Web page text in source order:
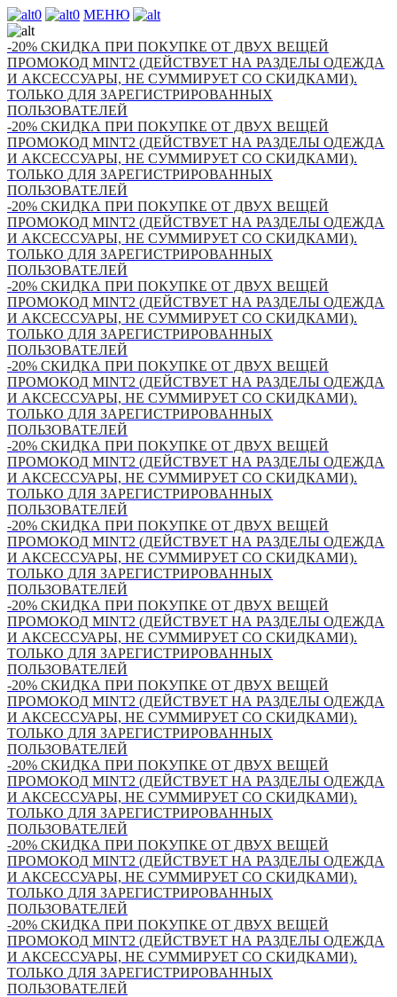
0 0 МЕНЮ
-20% СКИДКА ПРИ ПОКУПКЕ ОТ ДВУХ ВЕЩЕЙ
ПРОМОКОД MINT2 (ДЕЙСТВУЕТ НА РАЗДЕЛЫ ОДЕЖДА
И АКСЕССУАРЫ, НЕ СУММИРУЕТ СО СКИДКАМИ).
ТОЛЬКО ДЛЯ ЗАРЕГИСТРИРОВАННЫХ
ПОЛЬЗОВАТЕЛЕЙ
-20% СКИДКА ПРИ ПОКУПКЕ ОТ ДВУХ ВЕЩЕЙ
ПРОМОКОД MINT2 (ДЕЙСТВУЕТ НА РАЗДЕЛЫ ОДЕЖДА
И АКСЕССУАРЫ, НЕ СУММИРУЕТ СО СКИДКАМИ).
ТОЛЬКО ДЛЯ ЗАРЕГИСТРИРОВАННЫХ
ПОЛЬЗОВАТЕЛЕЙ
-20% СКИДКА ПРИ ПОКУПКЕ ОТ ДВУХ ВЕЩЕЙ
ПРОМОКОД MINT2 (ДЕЙСТВУЕТ НА РАЗДЕЛЫ ОДЕЖДА
И АКСЕССУАРЫ, НЕ СУММИРУЕТ СО СКИДКАМИ).
ТОЛЬКО ДЛЯ ЗАРЕГИСТРИРОВАННЫХ
ПОЛЬЗОВАТЕЛЕЙ
-20% СКИДКА ПРИ ПОКУПКЕ ОТ ДВУХ ВЕЩЕЙ
ПРОМОКОД MINT2 (ДЕЙСТВУЕТ НА РАЗДЕЛЫ ОДЕЖДА
И АКСЕССУАРЫ, НЕ СУММИРУЕТ СО СКИДКАМИ).
ТОЛЬКО ДЛЯ ЗАРЕГИСТРИРОВАННЫХ
ПОЛЬЗОВАТЕЛЕЙ
-20% СКИДКА ПРИ ПОКУПКЕ ОТ ДВУХ ВЕЩЕЙ
ПРОМОКОД MINT2 (ДЕЙСТВУЕТ НА РАЗДЕЛЫ ОДЕЖДА
И АКСЕССУАРЫ, НЕ СУММИРУЕТ СО СКИДКАМИ).
ТОЛЬКО ДЛЯ ЗАРЕГИСТРИРОВАННЫХ
ПОЛЬЗОВАТЕЛЕЙ
-20% СКИДКА ПРИ ПОКУПКЕ ОТ ДВУХ ВЕЩЕЙ
ПРОМОКОД MINT2 (ДЕЙСТВУЕТ НА РАЗДЕЛЫ ОДЕЖДА
И АКСЕССУАРЫ, НЕ СУММИРУЕТ СО СКИДКАМИ).
ТОЛЬКО ДЛЯ ЗАРЕГИСТРИРОВАННЫХ
ПОЛЬЗОВАТЕЛЕЙ
-20% СКИДКА ПРИ ПОКУПКЕ ОТ ДВУХ ВЕЩЕЙ
ПРОМОКОД MINT2 (ДЕЙСТВУЕТ НА РАЗДЕЛЫ ОДЕЖДА
И АКСЕССУАРЫ, НЕ СУММИРУЕТ СО СКИДКАМИ).
ТОЛЬКО ДЛЯ ЗАРЕГИСТРИРОВАННЫХ
ПОЛЬЗОВАТЕЛЕЙ
-20% СКИДКА ПРИ ПОКУПКЕ ОТ ДВУХ ВЕЩЕЙ
ПРОМОКОД MINT2 (ДЕЙСТВУЕТ НА РАЗДЕЛЫ ОДЕЖДА
И АКСЕССУАРЫ, НЕ СУММИРУЕТ СО СКИДКАМИ).
ТОЛЬКО ДЛЯ ЗАРЕГИСТРИРОВАННЫХ
ПОЛЬЗОВАТЕЛЕЙ
-20% СКИДКА ПРИ ПОКУПКЕ ОТ ДВУХ ВЕЩЕЙ
ПРОМОКОД MINT2 (ДЕЙСТВУЕТ НА РАЗДЕЛЫ ОДЕЖДА
И АКСЕССУАРЫ, НЕ СУММИРУЕТ СО СКИДКАМИ).
ТОЛЬКО ДЛЯ ЗАРЕГИСТРИРОВАННЫХ
ПОЛЬЗОВАТЕЛЕЙ
-20% СКИДКА ПРИ ПОКУПКЕ ОТ ДВУХ ВЕЩЕЙ
ПРОМОКОД MINT2 (ДЕЙСТВУЕТ НА РАЗДЕЛЫ ОДЕЖДА
И АКСЕССУАРЫ, НЕ СУММИРУЕТ СО СКИДКАМИ).
ТОЛЬКО ДЛЯ ЗАРЕГИСТРИРОВАННЫХ
ПОЛЬЗОВАТЕЛЕЙ
-20% СКИДКА ПРИ ПОКУПКЕ ОТ ДВУХ ВЕЩЕЙ
ПРОМОКОД MINT2 (ДЕЙСТВУЕТ НА РАЗДЕЛЫ ОДЕЖДА
И АКСЕССУАРЫ, НЕ СУММИРУЕТ СО СКИДКАМИ).
ТОЛЬКО ДЛЯ ЗАРЕГИСТРИРОВАННЫХ
ПОЛЬЗОВАТЕЛЕЙ
-20% СКИДКА ПРИ ПОКУПКЕ ОТ ДВУХ ВЕЩЕЙ
ПРОМОКОД MINT2 (ДЕЙСТВУЕТ НА РАЗДЕЛЫ ОДЕЖДА
И АКСЕССУАРЫ, НЕ СУММИРУЕТ СО СКИДКАМИ).
ТОЛЬКО ДЛЯ ЗАРЕГИСТРИРОВАННЫХ
ПОЛЬЗОВАТЕЛЕЙ